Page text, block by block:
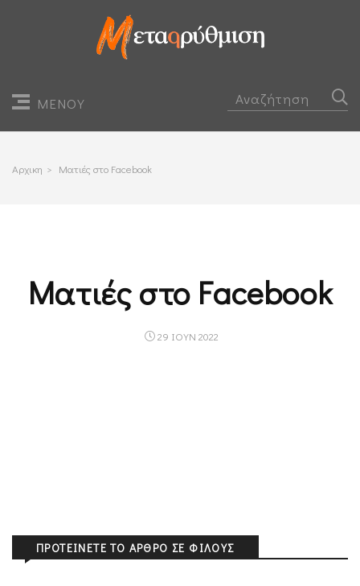
ΜΕΝΟΥ
Αρχικη > Ματιές στο Facebook
Ματιές στο Facebook
29 ΙΟΥΝ 2022
ΠΡΟΤΕΊΝΕΤΕ ΤΟ ΆΡΘΡΟ ΣΕ ΦΊΛΟΥΣ